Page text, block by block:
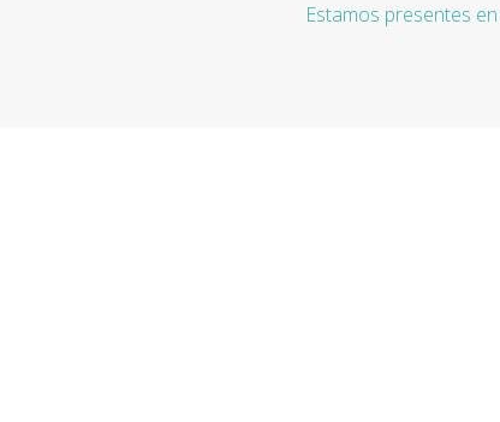
Estamos presentes